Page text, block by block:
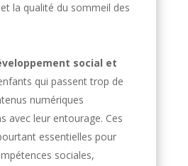
la qualité du sommeil des
social et
qui passent trop de
numériques
avec leur entourage. Ces
essentielles pour
sociales,